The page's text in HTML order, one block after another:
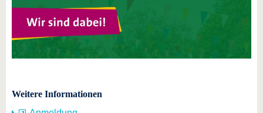
Weitere Informationen